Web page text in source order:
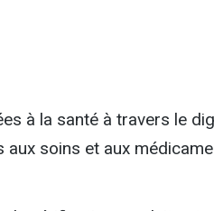
à la santé à travers le
soins et aux